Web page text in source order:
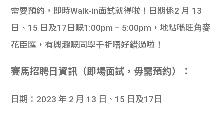
需要預約，即時Walk-in面試就得啦！日期係2 月 13
日、15 日及17日嘅1:00pm – 5:00pm，地點喺旺角麥
花臣匯，有興趣嘅同學千祈唔好錯過啦！
賽馬招聘日資訊（即場面試， 毋需預約）：
日期：2023 年 2 月 13 日、15 日及17日